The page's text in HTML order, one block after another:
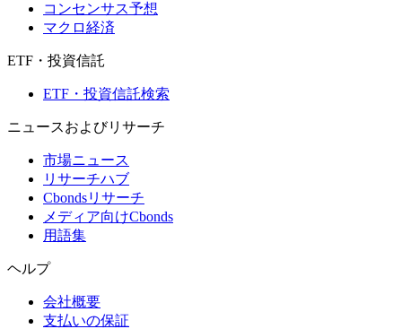
コンセンサス予想
マクロ経済
ETF・投資信託
ETF・投資信託検索
ニュースおよびリサーチ
市場ニュース
リサーチハブ
Cbondsリサーチ
メディア向けCbonds
用語集
ヘルプ
会社概要
支払いの保証